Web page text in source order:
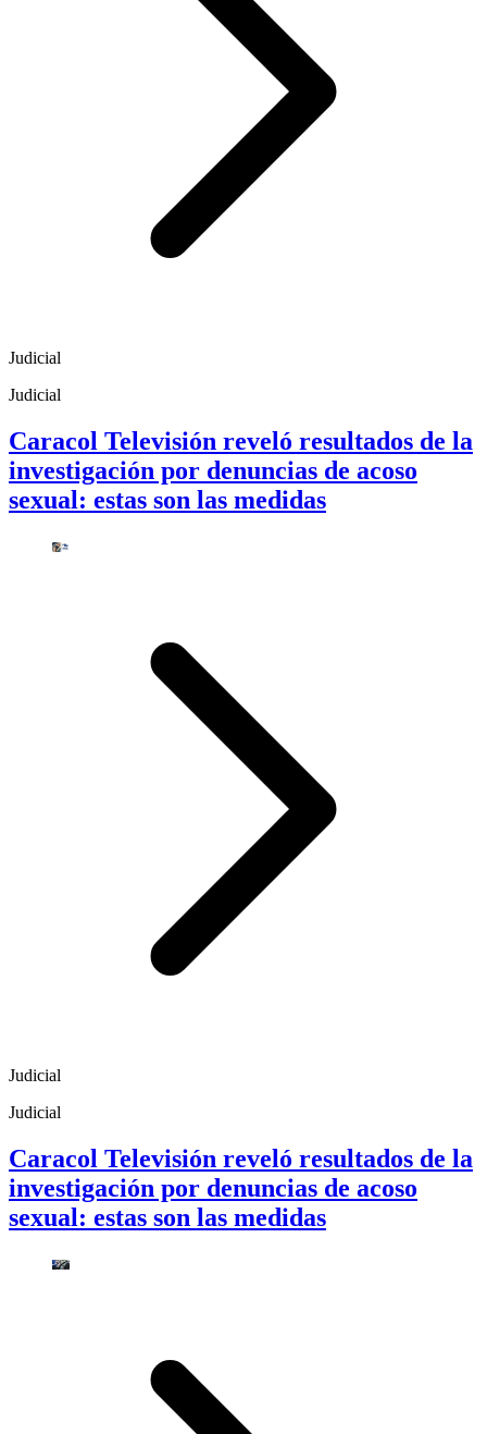
Judicial
Judicial
Caracol Televisión reveló resultados de la
investigación por denuncias de acoso
sexual: estas son las medidas
Judicial
Judicial
Caracol Televisión reveló resultados de la
investigación por denuncias de acoso
sexual: estas son las medidas